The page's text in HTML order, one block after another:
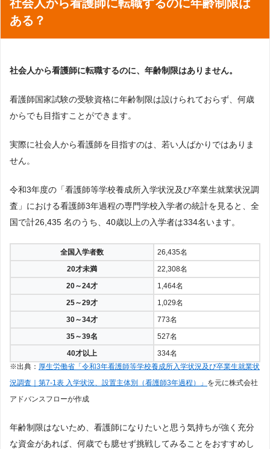
社会人から看護師に転職するのに年齢制限は
ある？
社会人から看護師に転職するのに、年齢制限はありません。
看護師国家試験の受験資格に年齢制限は設けられておらず、何歳
からでも目指すことができます。
実際に社会人から看護師を目指すのは、若い人ばかりではありま
せん。
令和3年度の「看護師等学校養成所入学状況及び卒業生就業状況調
査」における看護師3年過程の専門学校入学者の統計を見ると、全
国で計26,435 名のうち、40歳以上の入学者は334名います。
全国入学者数
26,435名
20才未満
22,308名
20～24才
1,464名
25～29才
1,029名
30～34才
773名
35～39名
527名
40才以上
334名
※出典： 厚生労働省「令和3年看護師等学校養成所入学状況及び卒業生就業状
況調査｜第7-1表 入学状況、設置主体別（看護師3年過程）」 を元に株式会社
アドバンスフローが作成
年齢制限はないため、看護師になりたいと思う気持ちが強く充分
な資金があれば、何歳でも臆せず挑戦してみることをおすすめし